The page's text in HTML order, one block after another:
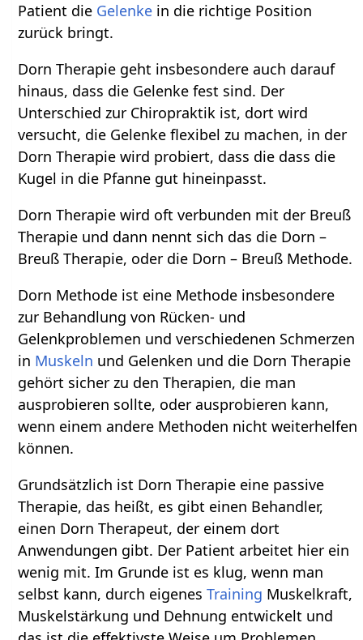
Patient die Gelenke in die richtige Position
zurück bringt.
Dorn Therapie geht insbesondere auch darauf
hinaus, dass die Gelenke fest sind. Der
Unterschied zur Chiropraktik ist, dort wird
versucht, die Gelenke flexibel zu machen, in der
Dorn Therapie wird probiert, dass die dass die
Kugel in die Pfanne gut hineinpasst.
Dorn Therapie wird oft verbunden mit der Breuß
Therapie und dann nennt sich das die Dorn –
Breuß Therapie, oder die Dorn – Breuß Methode.
Dorn Methode ist eine Methode insbesondere
zur Behandlung von Rücken- und
Gelenkproblemen und verschiedenen Schmerzen
in Muskeln und Gelenken und die Dorn Therapie
gehört sicher zu den Therapien, die man
ausprobieren sollte, oder ausprobieren kann,
wenn einem andere Methoden nicht weiterhelfen
können.
Grundsätzlich ist Dorn Therapie eine passive
Therapie, das heißt, es gibt einen Behandler,
einen Dorn Therapeut, der einem dort
Anwendungen gibt. Der Patient arbeitet hier ein
wenig mit. Im Grunde ist es klug, wenn man
selbst kann, durch eigenesTraining Muskelkraft,
Muskelstärkung und Dehnung entwickelt und